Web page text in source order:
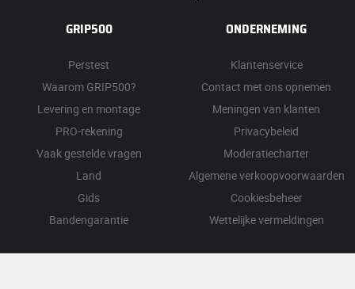
GRIP500
Perstest
Waarom GRIP500?
Levering en montage
PRO-rekening
Vaak gestelde vragen
Land
Gids
Bandengarantie
ONDERNEMING
Klantenservice
Contact met ons opnemen
Meningen van klanten
Privacybeleid
Moderatiecharter
Algemene verkoopvoorwaarden
Cookiesbeheer
Wettelijke vermeldingen